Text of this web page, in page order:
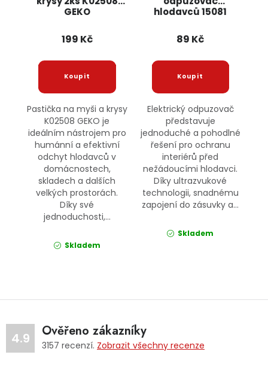
GEKO
199 Kč
Pastička na myši a krysy
K02508 GEKO je
ideálním nástrojem pro
humánní a efektivní
odchyt hlodavců v
domácnostech,
skladech a dalších
velkých prostorách.
Díky své
jednoduchosti,...
Skladem
hlodavců 15081
89 Kč
Elektrický odpuzovač
představuje
jednoduché a pohodlné
řešení pro ochranu
interiérů před
nežádoucími hlodavci.
Díky ultrazvukové
technologii, snadnému
zapojení do zásuvky a...
Skladem
4.9 Ověřeno zákazníky
3157 recenzí. Zobrazit všechny recenze